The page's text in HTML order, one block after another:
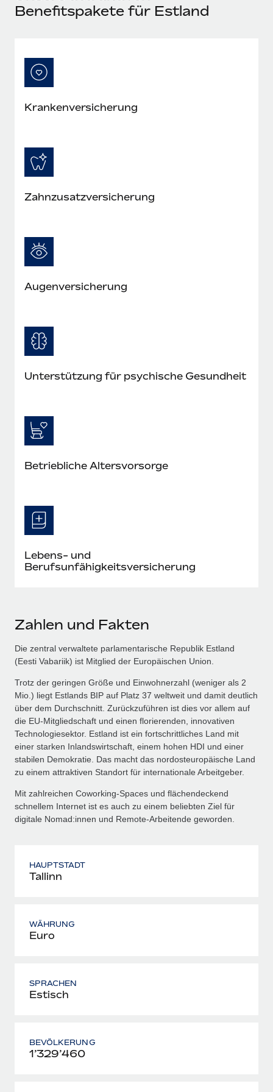
Mehr erfahren
Benefitspakete für Estland
Krankenversicherung
Zahnzusatzversicherung
Augenversicherung
Unterstützung für psychische Gesundheit
Betriebliche Altersvorsorge
Lebens- und
Berufsunfähigkeitsversicherung
Zahlen und Fakten
Die zentral verwaltete parlamentarische Republik Estland
(Eesti Vabariik) ist Mitglied der Europäischen Union.
Trotz der geringen Größe und Einwohnerzahl (weniger als 2
Mio.) liegt Estlands BIP auf Platz 37 weltweit und damit deutlich
über dem Durchschnitt. Zurückzuführen ist dies vor allem auf
die EU-Mitgliedschaft und einen florierenden, innovativen
Technologiesektor. Estland ist ein fortschrittliches Land mit
einer starken Inlandswirtschaft, einem hohen HDI und einer
stabilen Demokratie. Das macht das nordosteuropäische Land
zu einem attraktiven Standort für internationale Arbeitgeber.
Mit zahlreichen Coworking-Spaces und flächendeckend
schnellem Internet ist es auch zu einem beliebten Ziel für
digitale Nomad:innen und Remote-Arbeitende geworden.
HAUPTSTADT
Tallinn
WÄHRUNG
Euro
SPRACHEN
Estisch
BEVÖLKERUNG
1’329’460